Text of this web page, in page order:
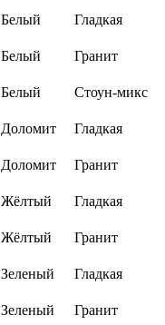
Белый
Гладкая
Белый
Гранит
Белый
Стоун-микс
Доломит
Гладкая
Доломит
Гранит
Жёлтый
Гладкая
Жёлтый
Гранит
Зеленый
Гладкая
Зеленый Гранит